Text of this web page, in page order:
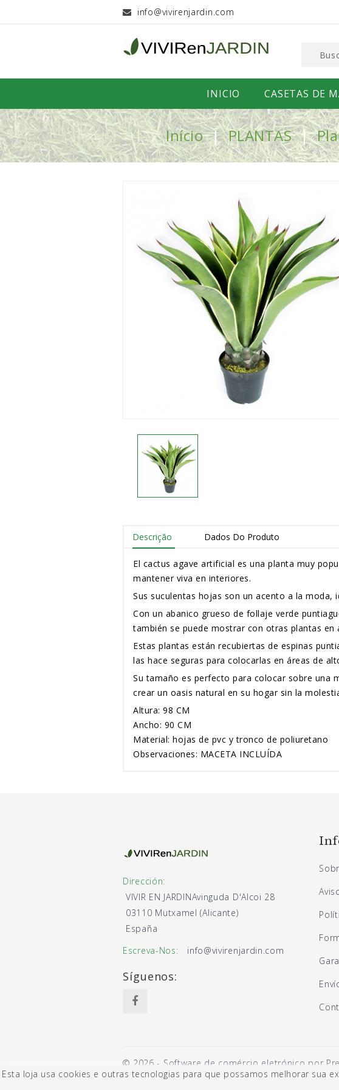
info@vivirenjardin.com
INICIO CASETAS DE
Início PLANTAS
Descrição Dados Do Produto
El cactus agave artificial es una planta muy
mantener viva en interiores.
Sus suculentas hojas son un acento a la
Con un abanico grueso de follaje verde
también se puede mostrar con otras plantas en
Estas plantas están recubiertas de espinas
las hace seguras para colocarlas en áreas de
Su tamaño es perfecto para colocar sobre una
crear un oasis natural en su hogar sin la
Altura: 98 CM
Ancho: 90 CM
Material: hojas de pvc y tronco de poliuretano
Observaciones: MACETA INCLUÍDA
Dirección:
VIVIR EN JARDINAvinguda D'Alcoi 28
03110 Mutxamel (Alicante)
España
Escreva-Nos:
info@vivirenjardin.com
Síguenos:
Esta loja usa cookies e outras tecnologias para que possamos melhorar sua
© 2026 - Software de comércio eletrónico por